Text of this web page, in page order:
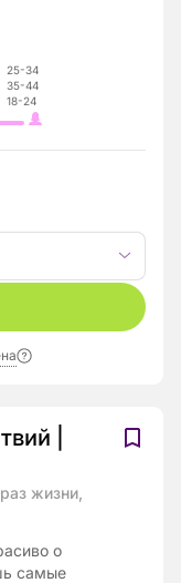
25-34
35-44
18-24
|
жизни,
о
самые